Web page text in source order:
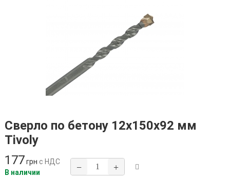
Сверло по бетону 12х150х92 мм
Tivoly
177грн с НДС
В наличии
− +